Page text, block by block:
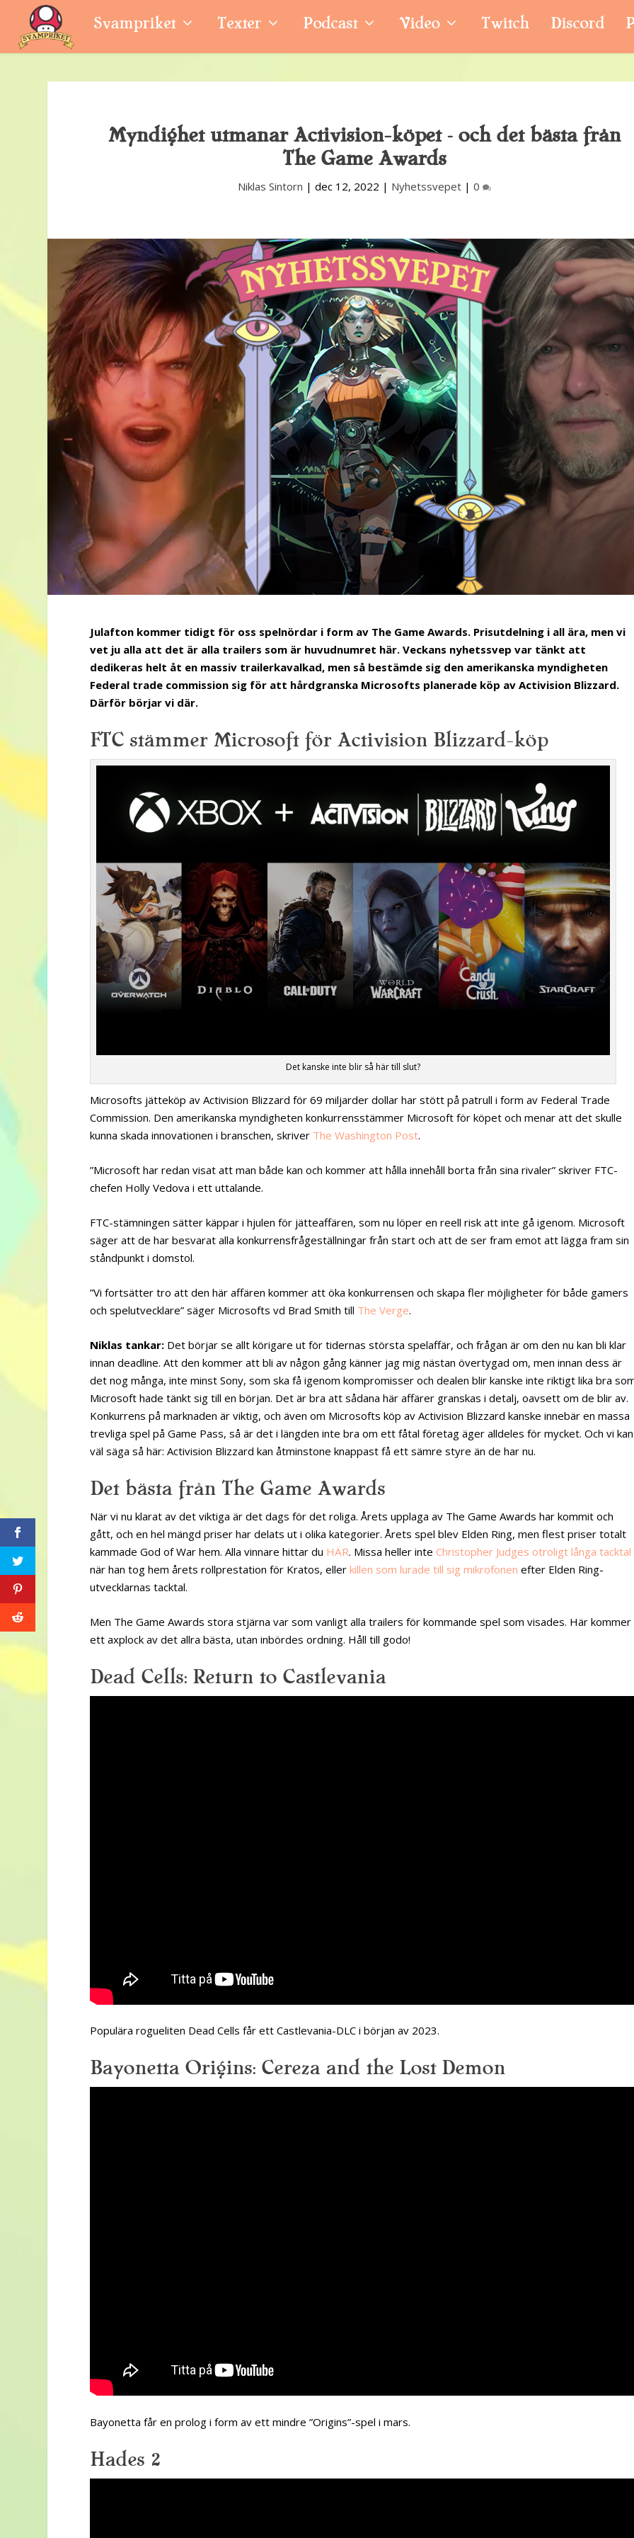
Svampriket Texter Podcast Video Twitch Discord
Myndighet utmanar Activision-köpet – och det bästa från
The Game Awards
Niklas Sintorn | dec 12, 2022 | Nyhetssvepet| 0
Julafton kommer tidigt för oss spelnördar i form av The Game Awards. Prisutdelning i all ära, men vi
vet ju alla att det är alla trailers som är huvudnumret här. Veckans nyhetssvep var tänkt att
dedikeras helt åt en massiv trailerkavalkad, men så bestämde sig den amerikanska myndigheten
Federal trade commission sig för att hårdgranska Microsofts planerade köp av Activision Blizzard.
Därför börjar vi där.
FTC stämmer Microsoft för Activision Blizzard-köp
Det kanske inte blir så här till slut?
Microsofts jätteköp av Activision Blizzard för 69 miljarder dollar har stött på patrull i form av Federal Trade
Commission. Den amerikanska myndigheten konkurrensstämmer Microsoft för köpet och menar att det skulle
kunna skada innovationen i branschen, skriver The Washington Post.
”Microsoft har redan visat att man både kan och kommer att hålla innehåll borta från sina rivaler” skriver FTC-
chefen Holly Vedova i ett uttalande.
FTC-stämningen sätter käppar i hjulen för jätteaffären, som nu löper en reell risk att inte gå igenom. Microsoft
säger att de har besvarat alla konkurrensfrågeställningar från start och att de ser fram emot att lägga fram sin
ståndpunkt i domstol.
”Vi fortsätter tro att den här affären kommer att öka konkurrensen och skapa fler möjligheter för både gamers
och spelutvecklare” säger Microsofts vd Brad Smith till The Verge.
Niklas tankar: Det börjar se allt körigare ut för tidernas största spelaffär, och frågan är om den nu kan bli klar
innan deadline. Att den kommer att bli av någon gång känner jag mig nästan övertygad om, men innan dess är
det nog många, inte minst Sony, som ska få igenom kompromisser och dealen blir kanske inte riktigt lika bra
Microsoft hade tänkt sig till en början. Det är bra att sådana här affärer granskas i detalj, oavsett om de blir av.
Konkurrens på marknaden är viktig, och även om Microsofts köp av Activision Blizzard kanske innebär en massa
trevliga spel på Game Pass, så är det i längden inte bra om ett fåtal företag äger alldeles för mycket. Och vi kan
väl säga så här: Activision Blizzard kan åtminstone knappast få ett sämre styre än de har nu.
Det bästa från The Game Awards
När vi nu klarat av det viktiga är det dags för det roliga. Årets upplaga av The Game Awards har kommit och
gått, och en hel mängd priser har delats ut i olika kategorier. Årets spel blev Elden Ring, men flest priser totalt
kammade God of War hem. Alla vinnare hittar du HÄR. Missa heller inteChristopher Judges otroligt långa tacktal
när han tog hem årets rollprestation för Kratos, ellerkillen som lurade till sig mikrofonen efter Elden Ring-
utvecklarnas tacktal.
Men The Game Awards stora stjärna var som vanligt alla trailers för kommande spel som visades. Här kommer
ett axplock av det allra bästa, utan inbördes ordning. Håll till godo!
Dead Cells: Return to Castlevania
Populära rogueliten Dead Cells får ett Castlevania-DLC i början av 2023.
Bayonetta Origins: Cereza and the Lost Demon
Bayonetta får en prolog i form av ett mindre ”Origins”-spel i mars.
Hades 2